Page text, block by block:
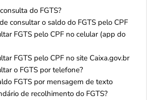
do FGTS?
consultar o saldo do FGTS pelo CPF
FGTS pelo CPF no celular (app do
FGTS pelo CPF no site Caixa.gov.br
o FGTS por telefone?
FGTS por mensagem de texto
de recolhimento do FGTS?